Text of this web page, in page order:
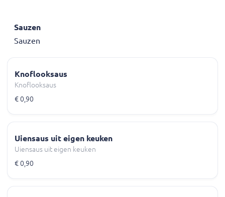
Sauzen
Sauzen
Knoflooksaus
Knoflooksaus
€ 0,90
Uiensaus uit eigen keuken
Uiensaus uit eigen keuken
€ 0,90